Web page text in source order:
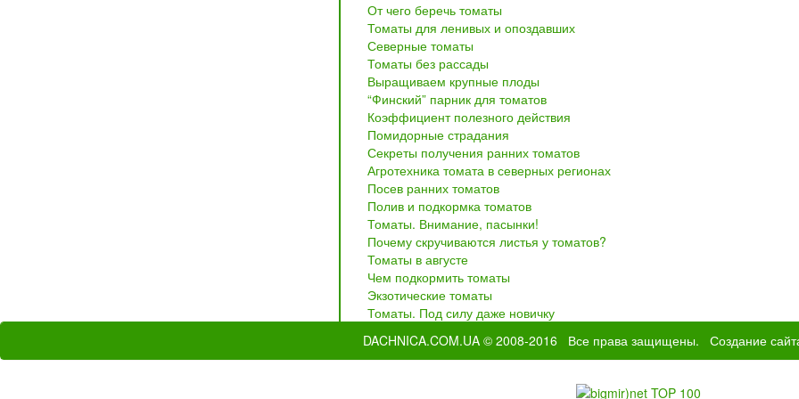
От чего беречь томаты
Томаты для ленивых и опоздавших
Северные томаты
Томаты без рассады
Выращиваем крупные плоды
“Финский” парник для томатов
Коэффициент полезного действия
Помидорные страдания
Секреты получения ранних томатов
Агротехника томата в северных регионах
Посев ранних томатов
Полив и подкормка томатов
Томаты. Внимание, пасынки!
Почему скручиваются листья у томатов?
Томаты в августе
Чем подкормить томаты
Экзотические томаты
Томаты. Под силу даже новичку
DACHNICA.COM.UA © 2008-2016 Все права защищены. Создание